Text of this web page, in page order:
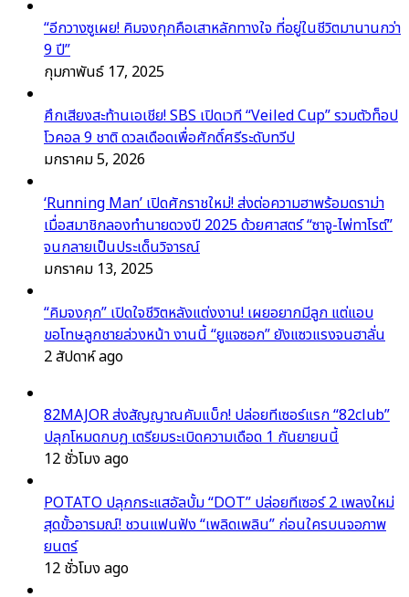
“อีกวางซูเผย! คิมจงกุกคือเสาหลักทางใจ ที่อยู่ในชีวิตมานานกว่า
9 ปี”
กุมภาพันธ์ 17, 2025
ศึกเสียงสะท้านเอเชีย! SBS เปิดเวที “Veiled Cup” รวมตัวท็อป
โวคอล 9 ชาติ ดวลเดือดเพื่อศักดิ์ศรีระดับทวีป
มกราคม 5, 2026
‘Running Man’ เปิดศักราชใหม่! ส่งต่อความฮาพร้อมดราม่า
เมื่อสมาชิกลองทำนายดวงปี 2025 ด้วยศาสตร์ “ซาจู-ไพ่ทาโรต์”
จนกลายเป็นประเด็นวิจารณ์
มกราคม 13, 2025
“คิมจงกุก” เปิดใจชีวิตหลังแต่งงาน! เผยอยากมีลูก แต่แอบ
ขอโทษลูกชายล่วงหน้า งานนี้ “ยูแจซอก” ยังแซวแรงจนฮาลั่น
2 สัปดาห์ ago
82MAJOR ส่งสัญญาณคัมแบ็ก! ปล่อยทีเซอร์แรก “82club”
ปลุกโหมดกบฏ เตรียมระเบิดความเดือด 1 กันยายนนี้
12 ชั่วโมง ago
POTATO ปลุกกระแสอัลบั้ม “DOT” ปล่อยทีเซอร์ 2 เพลงใหม่
สุดขั้วอารมณ์! ชวนแฟนฟัง “เพลิดเพลิน” ก่อนใครบนจอภาพ
ยนตร์
12 ชั่วโมง ago